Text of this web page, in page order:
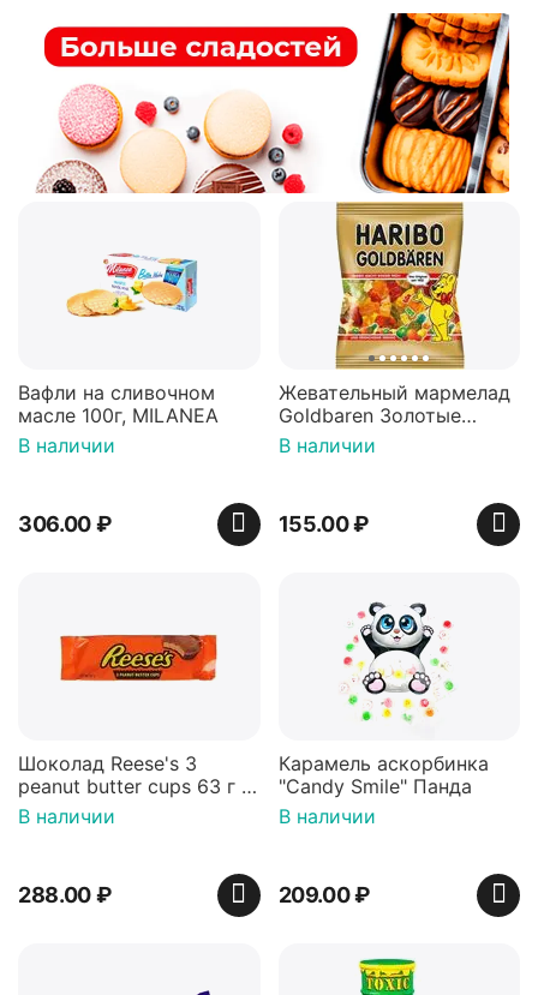
Вафли на сливочном
масле 100г, MILANEA
В наличии
306.00₽
Жевательный мармелад
Goldbaren Золотые
мишки 100г, Германия
В наличии
155.00₽
Шоколад Reese's 3
peanut butter cups 63 г с
арахисовой пастой
В наличии
288.00₽
Карамель аскорбинка
"Candy Smile" Панда
В наличии
209.00₽